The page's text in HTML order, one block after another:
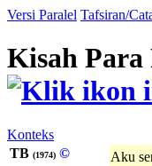
Versi Paralel Tafsiran/
Kisah Para
Konteks
TB (1974) ©
Aku